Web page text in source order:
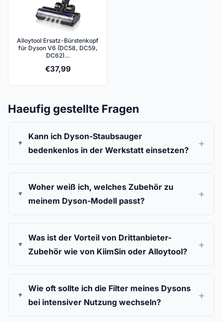
Alloytool Ersatz-Bürstenkopf
für Dyson V6 (DC58, DC59,
DC62)…
€37,99
Haeufig gestellte Fragen
Kann ich Dyson-Staubsauger
bedenkenlos in der Werkstatt einsetzen?
Woher weiß ich, welches Zubehör zu
meinem Dyson-Modell passt?
Was ist der Vorteil von Drittanbieter-
Zubehör wie von KiimSin oder Alloytool?
Wie oft sollte ich die Filter meines Dysons
bei intensiver Nutzung wechseln?